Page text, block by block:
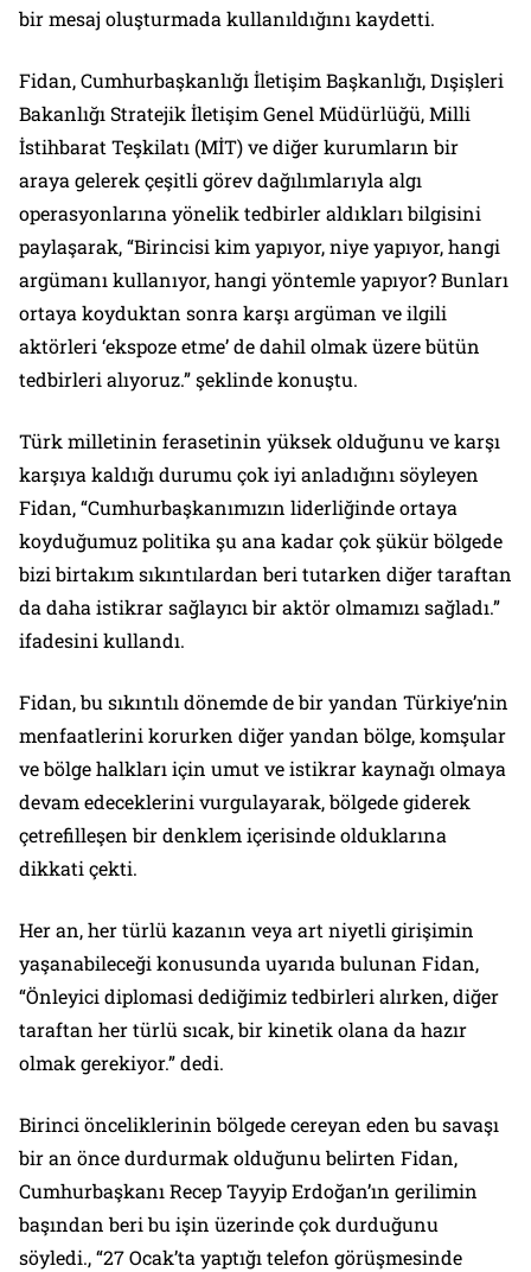
bir mesaj oluşturmada kullanıldığını kaydetti.
Fidan, Cumhurbaşkanlığı İletişim Başkanlığı, Dışişleri
Bakanlığı Stratejik İletişim Genel Müdürlüğü, Milli
İstihbarat Teşkilatı (MİT) ve diğer kurumların bir
araya gelerek çeşitli görev dağılımlarıyla algı
operasyonlarına yönelik tedbirler aldıkları bilgisini
paylaşarak, “Birincisi kim yapıyor, niye yapıyor, hangi
argümanı kullanıyor, hangi yöntemle yapıyor? Bunları
ortaya koyduktan sonra karşı argüman ve ilgili
aktörleri ‘ekspoze etme’ de dahil olmak üzere bütün
tedbirleri alıyoruz.” şeklinde konuştu.
Türk milletinin ferasetinin yüksek olduğunu ve karşı
karşıya kaldığı durumu çok iyi anladığını söyleyen
Fidan, “Cumhurbaşkanımızın liderliğinde ortaya
koyduğumuz politika şu ana kadar çok şükür bölgede
bizi birtakım sıkıntılardan beri tutarken diğer taraftan
da daha istikrar sağlayıcı bir aktör olmamızı sağladı.”
ifadesini kullandı.
Fidan, bu sıkıntılı dönemde de bir yandan Türkiye’nin
menfaatlerini korurken diğer yandan bölge, komşular
ve bölge halkları için umut ve istikrar kaynağı olmaya
devam edeceklerini vurgulayarak, bölgede giderek
çetrefilleşen bir denklem içerisinde olduklarına
dikkati çekti.
Her an, her türlü kazanın veya art niyetli girişimin
yaşanabileceği konusunda uyarıda bulunan Fidan,
“Önleyici diplomasi dediğimiz tedbirleri alırken, diğer
taraftan her türlü sıcak, bir kinetik olana da hazır
olmak gerekiyor.” dedi.
Birinci önceliklerinin bölgede cereyan eden bu savaşı
bir an önce durdurmak olduğunu belirten Fidan,
Cumhurbaşkanı Recep Tayyip Erdoğan’ın gerilimin
başından beri bu işin üzerinde çok durduğunu
söyledi., “27 Ocak’ta yaptığı telefon görüşmesinde